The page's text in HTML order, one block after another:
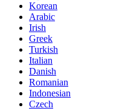
Korean
Arabic
Irish
Greek
Turkish
Italian
Danish
Romanian
Indonesian
Czech